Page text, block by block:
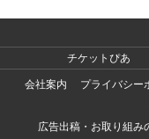
チケットぴあ
会社案内
プライバシー
広告出稿・お取り組み